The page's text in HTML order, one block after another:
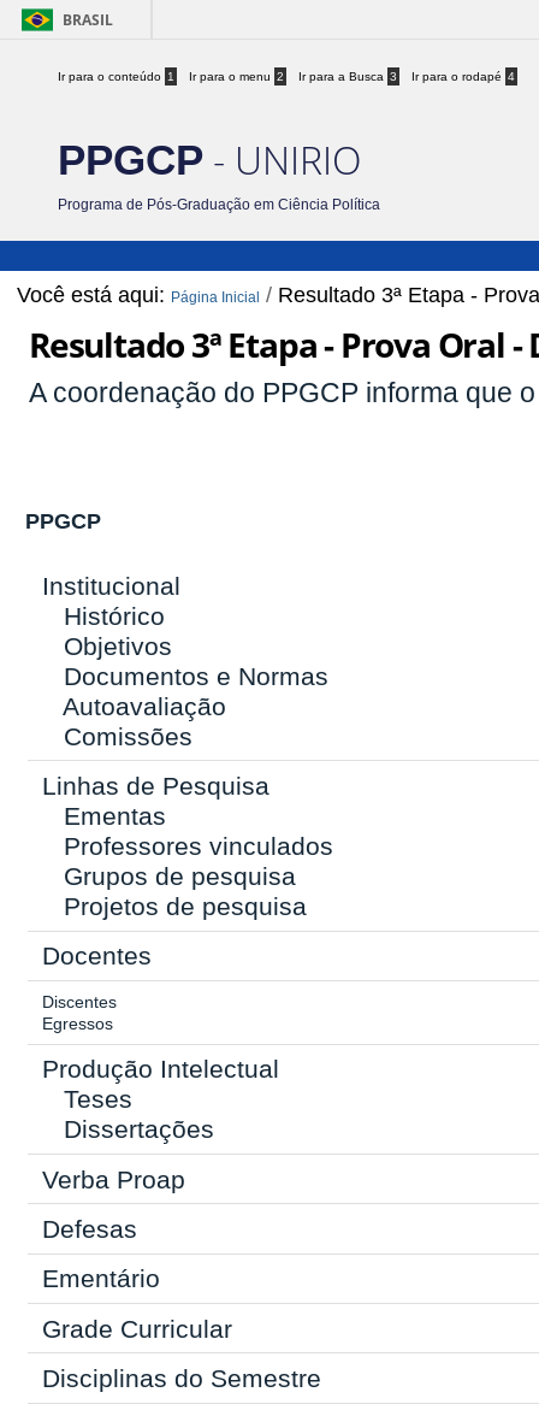
BRASIL
Ir para o conteúdo 1 Ir para o menu 2 Ir para a Busca 3 Ir para o rodapé 4
PPGCP - UNIRIO
Programa de Pós-Graduação em Ciência Política
Você está aqui: Página Inicial / Resultado 3ª Etapa -
Resultado 3ª Etapa - Prova Oral
A coordenação do PPGCP informa que
PPGCP
Institucional
Histórico
Objetivos
Documentos e Normas
Autoavaliação
Comissões
Linhas de Pesquisa
Ementas
Professores vinculados
Grupos de pesquisa
Projetos de pesquisa
Docentes
Discentes
Egressos
Produção Intelectual
Teses
Dissertações
Verba Proap
Defesas
Ementário
Grade Curricular
Disciplinas do Semestre